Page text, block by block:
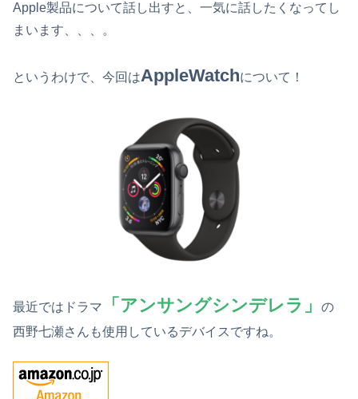
Apple製品について話し出すと、一気に話したくなってし
まいます、、、。
というわけで、今回はAppleWatchについて！
最近ではドラマ 「アンサングシンデレラ」
の
西野七瀬さんも使用しているデバイスですね。